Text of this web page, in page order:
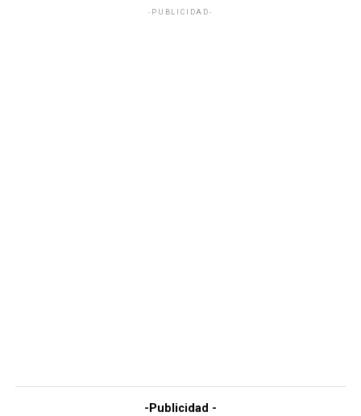
-PUBLICIDAD-
-Publicidad -